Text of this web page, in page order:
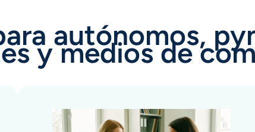
autónomos,
y medios de